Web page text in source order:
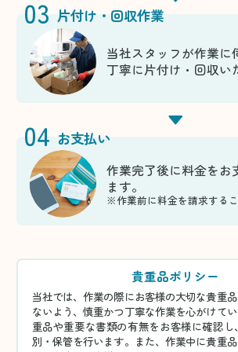
03 片付け・回収作業
当社スタッフが作業に
丁寧に片付け・回収い
04 お支払い
作業完了後に料金をお
ます。
※作業前に料金を請求するこ
貴重品ポリシー
当社では、作業の際にお客様の大切な貴重
ないよう、慎重かつ丁寧な作業を心がけて
重品や重要な書類の有無をお客様に確認
別・保管を行います。また、作業中に貴重